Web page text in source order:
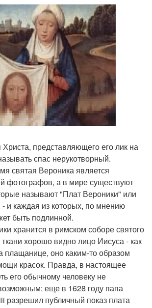
представляющего его лик на
спас нерукотворный.
святая Вероника является
фотографов, а в мире существуют
называют "Плат Вероники" или
и каждая из которых, по мнению
быть подлинной.
хранится в римском соборе святого
хорошо видно лицо Иисуса - как
плащанице, оно каким-то образом
красок. Правда, в настоящее
его обычному человеку не
еще в 1628 году папа
разрешил публичный показ плата